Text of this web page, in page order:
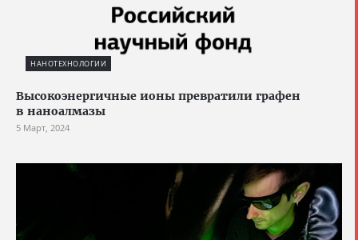
НАНОТЕХНОЛОГИИ
Высокоэнергичные ионы превратили графен
в наноалмазы
5 Март, 2024